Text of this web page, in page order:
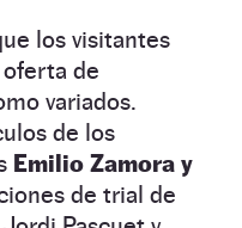
los visitantes
de
variados.
de los
Emilio Zamora y
de trial de